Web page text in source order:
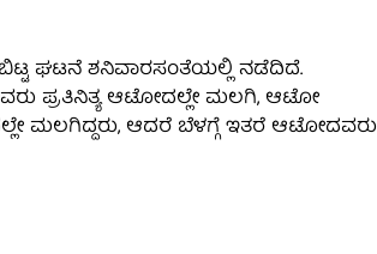
ಘಟನೆ ಶನಿವಾರಸಂತೆಯಲ್ಲಿ ನಡೆದಿದೆ.
ಪ್ರತಿನಿತ್ಯ ಆಟೋದಲ್ಲೇ ಮಲಗಿ, ಆಟೋ
ಮಲಗಿದ್ದರು, ಆದರೆ ಬೆಳಗ್ಗೆ ಇತರೆ ಆಟೋದವರು